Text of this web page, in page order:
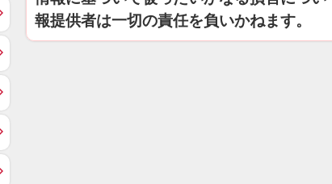
報提供者は一切の責任を負いかねます。